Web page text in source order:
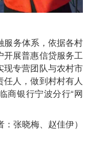
服务体系，依据各村
展普惠信贷服务工
现专营团队与农村市
人，做到村村有人
商银行宁波分行“网
：张晓梅、赵佳伊）